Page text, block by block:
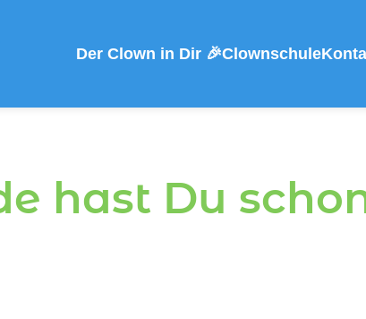
Der Clown in Dir 🎉Clownschule
hast Du